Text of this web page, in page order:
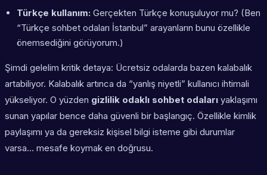
Türkçe kullanım: Gerçekten Türkçe konuşuluyor mu? (Ben
“Türkçe sohbet odaları İstanbul” arayanların bunu özellikle
önemsediğini görüyorum.)
Şimdi gelelim kritik detaya: Ücretsiz odalarda bazen kalabalık
artabiliyor. Kalabalık artınca da “yanlış niyetli” kullanıcı ihtimali
yükseliyor. O yüzden gizlilik odaklı sohbet odaları yaklaşımı
sunan yapılar bence daha güvenli bir başlangıç. Özellikle kimlik
paylaşımı ya da gereksiz kişisel bilgi isteme gibi durumlar
varsa… mesafe koymak en doğrusu.